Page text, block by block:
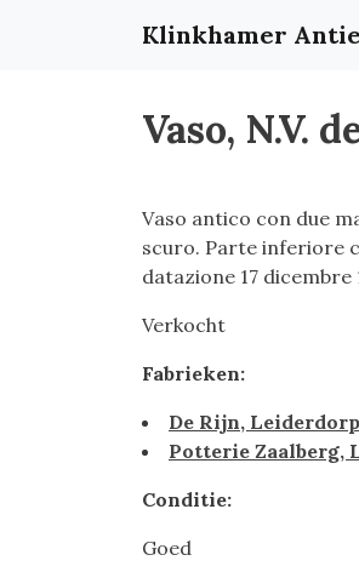
Klinkhamer
Vaso, N.V.
Vaso antico con due
scuro. Parte inferiore
datazione 17 dicembre
Verkocht
Fabrieken:
De Rijn, Leiderdorp
Potterie Zaalberg,
Conditie:
Goed